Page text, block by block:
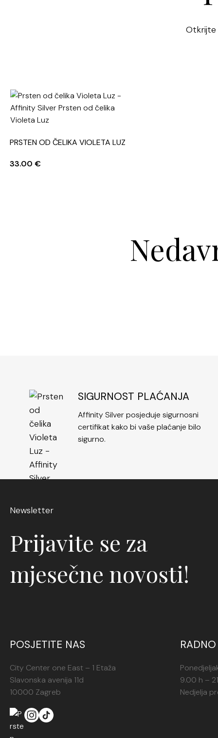
Otkrijte
PRSTEN OD ČELIKA VIOLETA LUZ
33.00 €
SIGURNOST PLAĆANJA
Affinity Silver posjeduje sigurnosni
certifikat kako bi vaše plaćanje bilo
sigurno.
Newsletter
Prijavite se za
mjesečne novosti!
POSJETITE NAS
City Center one East – 1 Etaža
Slavonska avenija 11d
10000 Zagreb
9.00 h –
Nedjelja